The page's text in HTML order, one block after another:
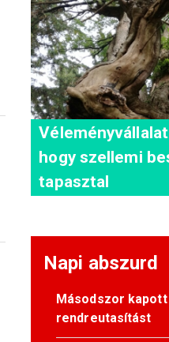
hogy szellemi
tapasztal
Napi abszurd
Másodszor
rendreutasítást